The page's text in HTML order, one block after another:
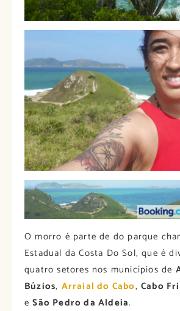
O morro é parte de do parque
Estadual da Costa Do Sol, que é
quatro setores nos municípios de
Búzios, Arraial do Cabo,Cabo
eSão Pedro da Aldeia.